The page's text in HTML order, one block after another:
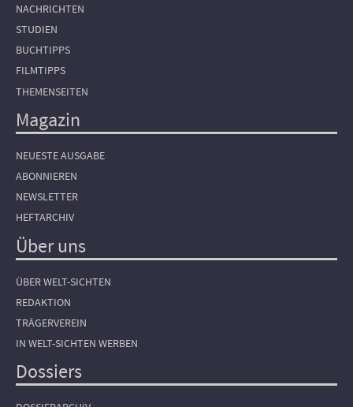
NACHRICHTEN
STUDIEN
BUCHTIPPS
FILMTIPPS
THEMENSEITEN
Magazin
NEUESTE AUSGABE
ABONNIEREN
NEWSLETTER
HEFTARCHIV
Über uns
ÜBER WELT-SICHTEN
REDAKTION
TRÄGERVEREIN
IN WELT-SICHTEN WERBEN
Dossiers